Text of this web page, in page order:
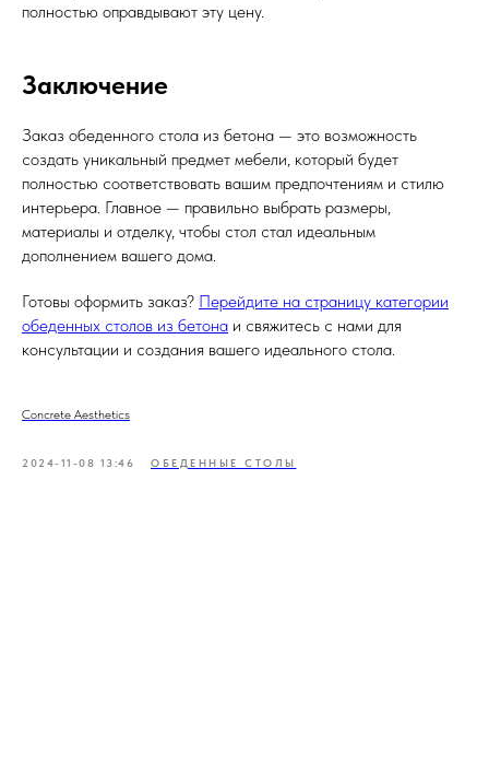
полностью оправдывают эту цену.
Заключение
Заказ обеденного стола из бетона — это возможность
создать уникальный предмет мебели, который будет
полностью соответствовать вашим предпочтениям и стилю
интерьера. Главное — правильно выбрать размеры,
материалы и отделку, чтобы стол стал идеальным
дополнением вашего дома.
Готовы оформить заказ? Перейдите на страницу категории
обеденных столов из бетона и свяжитесь с нами для
консультации и создания вашего идеального стола.
Concrete Aesthetics
2024-11-08 13:46 ОБЕДЕННЫЕ СТОЛЫ